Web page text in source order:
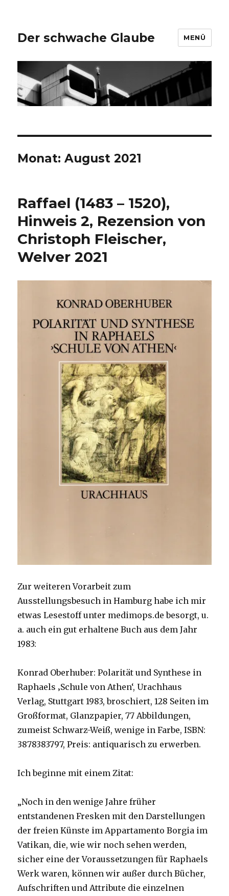
Der schwache Glaube MENÜ
Monat:August 2021
Raffael (1483 – 1520),
Hinweis 2, Rezension von
Christoph Fleischer,
Welver 2021
Zur weiteren Vorarbeit zum
Ausstellungsbesuch in Hamburg habe ich mir
etwas Lesestoff unter medimops.de besorgt, u.
a. auch ein gut erhaltene Buch aus dem Jahr
1983:
Konrad Oberhuber: Polarität und Synthese in
Raphaels ‚Schule von Athen‘, Urachhaus
Verlag, Stuttgart 1983, broschiert, 128 Seiten im
Großformat, Glanzpapier, 77 Abbildungen,
zumeist Schwarz-Weiß, wenige in Farbe, ISBN:
3878383797, Preis: antiquarisch zu erwerben.
Ich beginne mit einem Zitat:
„Noch in den wenige Jahre früher
entstandenen Fresken mit den Darstellungen
der freien Künste im Appartamento Borgia im
Vatikan, die, wie wir noch sehen werden,
sicher eine der Voraussetzungen für Raphaels
Werk waren, können wir außer durch Bücher,
Aufschriften und Attribute die einzelnen